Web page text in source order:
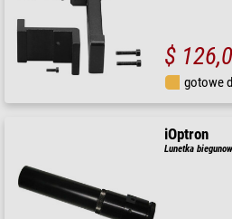
$
gotowe
iOptron
Lunetka